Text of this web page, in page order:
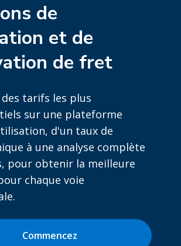
de
et de
de fret
des tarifs les plus
sur une plateforme
d'un taux de
à une analyse complète
pour obtenir la meilleure
chaque voie
Commencez